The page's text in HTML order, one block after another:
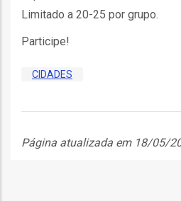
Limitado a 20-25 por grupo.
Participe!
CIDADES
Página atualizada em 18/05/